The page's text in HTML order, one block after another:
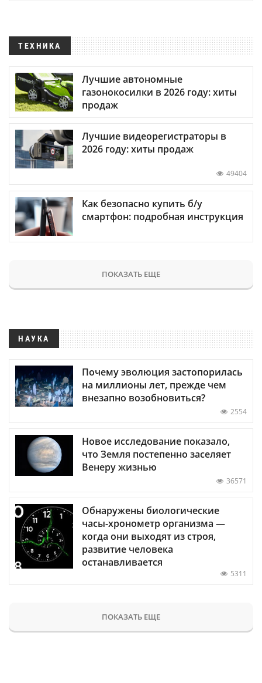
ТЕХНИКА
Лучшие автономные
газонокосилки в 2026 году: хиты
продаж
Лучшие видеорегистраторы в
2026 году: хиты продаж
49404
Как безопасно купить б/у
смартфон: подробная инструкция
ПОКАЗАТЬ ЕЩЕ
НАУКА
Почему эволюция застопорилась
на миллионы лет, прежде чем
внезапно возобновиться?
2554
Новое исследование показало,
что Земля постепенно заселяет
Венеру жизнью
36571
Обнаружены биологические
часы-хронометр организма —
когда они выходят из строя,
развитие человека
останавливается
5311
ПОКАЗАТЬ ЕЩЕ